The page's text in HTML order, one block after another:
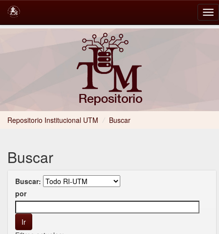
Repositorio Institucional UTM / Buscar
Buscar
Buscar:
por